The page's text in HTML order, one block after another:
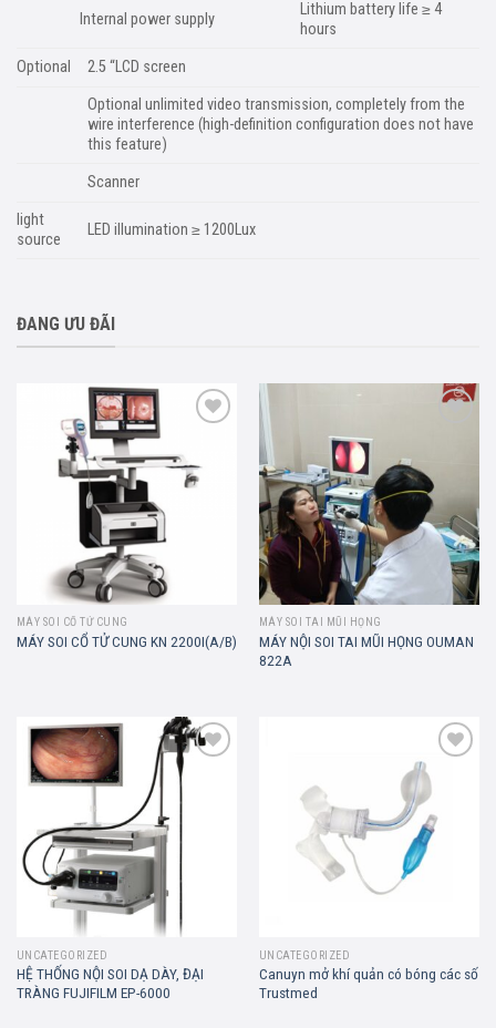
Internal power supply
Lithium battery life ≥ 4
hours
Optional
2.5 “LCD screen
Optional unlimited video transmission, completely from the
wire interference (high-definition configuration does not have
this feature)
Scanner
light
source
LED illumination ≥ 1200Lux
ĐANG ƯU ĐÃI
MÁY SOI CỔ TỬ CUNG
MÁY SOI CỔ TỬ CUNG KN 2200I(A/B)
MÁY SOI TAI MŨI HỌNG
MÁY NỘI SOI TAI MŨI HỌNG OUMAN
822A
UNCATEGORIZED
HỆ THỐNG NỘI SOI DẠ DÀY, ĐẠI
TRÀNG FUJIFILM EP-6000
UNCATEGORIZED
Canuyn mở khí quản có bóng các số
Trustmed